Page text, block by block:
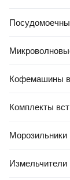
Кофемашины
Комплекты